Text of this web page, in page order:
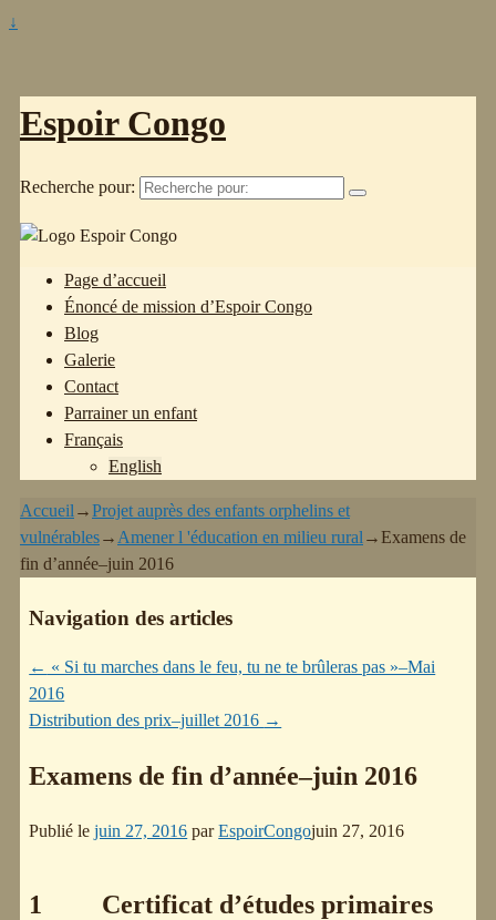
↓
Espoir Congo
Recherche pour:
Page d’accueil
Énoncé de mission d’Espoir Congo
Blog
Galerie
Contact
Parrainer un enfant
Français
English
Accueil →Projet auprès des enfants orphelins et
vulnérables→ Amener l 'éducation en milieu rural →Examens de
fin d’année–juin 2016
Navigation des articles
← « Si tu marches dans le feu, tu ne te brûleras pas »–Mai
2016
Distribution des prix–juillet 2016 →
Examens de fin d’année–juin 2016
Publié lejuin 27, 2016 parEspoirCongojuin 27, 2016
1 Certificat d’études primaires